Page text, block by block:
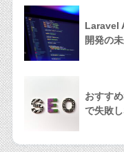
Laravel
開発の
おすす
で失敗